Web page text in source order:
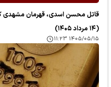
قاتل محسن اسدی، قهرمان مشهدی
(۱۴ مرداد ۱۴۰۵)
۱۴۰۵/۰۵/۱۵ ۱۱:۲۳